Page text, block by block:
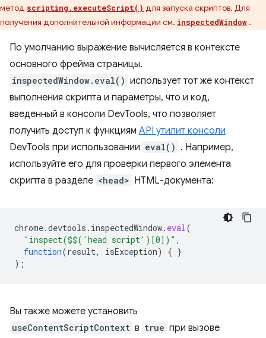
метод scripting.executeScript() для запуска скриптов. Для
получения дополнительной информации см. inspectedWindow .
По умолчанию выражение вычисляется в контексте
основного фрейма страницы.
inspectedWindow.eval() использует тот же контекст
выполнения скрипта и параметры, что и код,
введенный в консоли DevTools, что позволяет
получить доступ к функциям API утилит консоли
DevTools при использовании eval() . Например,
используйте его для проверки первого элемента
скрипта в разделе <head> HTML-документа:
chrome.devtools . inspectedWindow. eval(
"inspect($$('head script')[0])" ,
function(result, isException) { }
);
Вы также можете установить
useContentScriptContext в true при вызове